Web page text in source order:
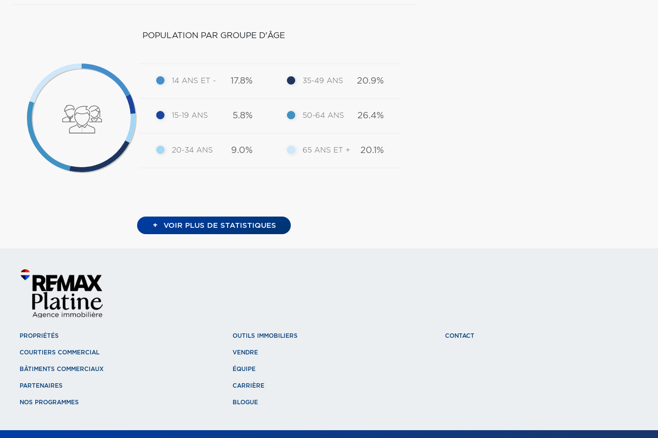
POPULATION PAR GROUPE D'ÂGE
14 ANS ET - 17.8%
15-19 ANS 5.8%
20-34 ANS 9.0%
35-49 ANS 20.9%
50-64 ANS 26.4%
65 ANS ET + 20.1%
+ VOIR PLUS DE STATISTIQUES
PROPRIÉTÉS
COURTIERS COMMERCIAL
BÂTIMENTS COMMERCIAUX
PARTENAIRES
NOS PROGRAMMES
OUTILS IMMOBILIERS
VENDRE
ÉQUIPE
CARRIÈRE
BLOGUE
CONTACT